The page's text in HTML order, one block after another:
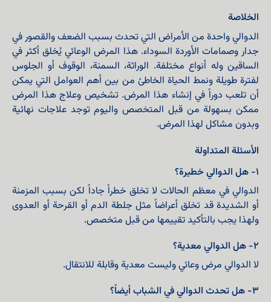
الخلاصة
الدوالي واحدة من الأمراض التي تحدث بسبب الضعف والقصور في
جدار وصمامات الأوردة السوداء. هذا المرض الوعائي يُخلق أكثر في
الساقين وله أنواع مختلفة. الوراثة، السمنة، الوقوف أو الجلوس
لفترة طويلة ونمط الحياة الخاطئ من بين أهم العوامل التي يمكن
أن تلعب دوراً في إنشاء هذا المرض. تشخيص وعلاج هذا المرض
ممكن بسهولة من قبل المتخصص واليوم توجد علاجات نهائية
وبدون مشاكل لهذا المرض.
الأسئلة المتداولة
١- هل الدوالي خطيرة؟
الدوالي في معظم الحالات لا تخلق خطراً جاداً لكن بسبب المزمنة
أو الشديدة قد تخلق أعراضاً مثل جلطة الدم أو القرحة أو العدوى
ولهذا يجب بالتأكيد تقييمها من قبل متخصص.
٢- هل الدوالي معدية؟
لا الدوالي مرض وعائي وليست معدية وقابلة للانتقال.
٣- هل تحدث الدوالي في الشباب أيضاً؟